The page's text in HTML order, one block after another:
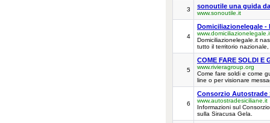
3 sonoutile una guida
www.sonoutile.it
4
Domiciliazionelegale
Domiciliazionelegale.it
tutto il territorio
5
COME FARE SOLDI E
www.rivieragroup.org
Come fare soldi e come
line o per visionare
6
Consorzio Autostrade
www.autostradesiciliane.it
Informazioni sul
sulla Siracusa Gela.